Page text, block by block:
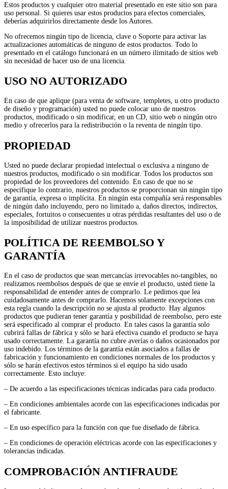
Estos productos y cualquier otro material presentado en este sitio son para
uso personal. Si quieres usar estos productos para efectos comerciales,
deberías adquirirlos directamente desde los Autores.
No ofrecemos ningún tipo de licencia, clave o Soporte para activar las
actualizaciones automáticas de ninguno de estos productos. Todo lo
presentado en el catálogo funcionará en un número ilimitado de sitios web
sin necesidad de hacer uso de una licencia.
USO NO AUTORIZADO
En caso de que aplique (para venta de software, templetes, u otro producto
de diseño y programación) usted no puede colocar uno de nuestros
productos, modificado o sin modificar, en un CD, sitio web o ningún otro
medio y ofrecerlos para la redistribución o la reventa de ningún tipo.
PROPIEDAD
Usted no puede declarar propiedad intelectual o exclusiva a ninguno de
nuestros productos, modificado o sin modificar. Todos los productos son
propiedad de los proveedores del contenido. En caso de que no se
especifique lo contrario, nuestros productos se proporcionan sin ningún tipo
de garantía, expresa o implícita. En ningún esta compañía será responsables
de ningún daño incluyendo, pero no limitado a, daños directos, indirectos,
especiales, fortuitos o consecuentes u otras pérdidas resultantes del uso o de
la imposibilidad de utilizar nuestros productos.
POLÍTICA DE REEMBOLSO Y
GARANTÍA
En el caso de productos que sean mercancías irrevocables no-tangibles, no
realizamos reembolsos después de que se envíe el producto, usted tiene la
responsabilidad de entender antes de comprarlo. Le pedimos que lea
cuidadosamente antes de comprarlo. Hacemos solamente excepciones con
esta regla cuando la descripción no se ajusta al producto. Hay algunos
productos que pudieran tener garantía y posibilidad de reembolso, pero este
será especificado al comprar el producto. En tales casos la garantía solo
cubrirá fallas de fábrica y sólo se hará efectiva cuando el producto se haya
usado correctamente. La garantía no cubre averías o daños ocasionados por
uso indebido. Los términos de la garantía están asociados a fallas de
fabricación y funcionamiento en condiciones normales de los productos y
sólo se harán efectivos estos términos si el equipo ha sido usado
correctamente. Esto incluye:
– De acuerdo a las especificaciones técnicas indicadas para cada producto.
– En condiciones ambientales acorde con las especificaciones indicadas por
el fabricante.
– En uso específico para la función con que fue diseñado de fábrica.
– En condiciones de operación eléctricas acorde con las especificaciones y
tolerancias indicadas.
COMPROBACIÓN ANTIFRAUDE